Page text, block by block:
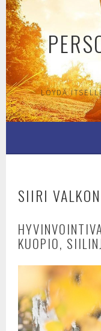
Skip
to
content
LÖYDÄ
SIIRI
KUOPIO,